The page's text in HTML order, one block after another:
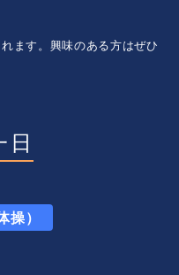
ます。興味のある方はぜひ
日
）